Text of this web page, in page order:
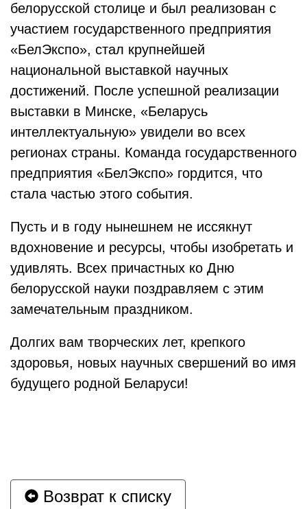
белорусской столице и был реализован с
участием государственного предприятия
«БелЭкспо», стал крупнейшей
национальной выставкой научных
достижений. После успешной реализации
выставки в Минске, «Беларусь
интеллектуальную» увидели во всех
регионах страны. Команда государственного
предприятия «БелЭкспо» гордится, что
стала частью этого события.
Пусть и в году нынешнем не иссякнут
вдохновение и ресурсы, чтобы изобретать и
удивлять. Всех причастных ко Дню
белорусской науки поздравляем с этим
замечательным праздником.
Долгих вам творческих лет, крепкого
здоровья, новых научных свершений во имя
будущего родной Беларуси!
Возврат к списку